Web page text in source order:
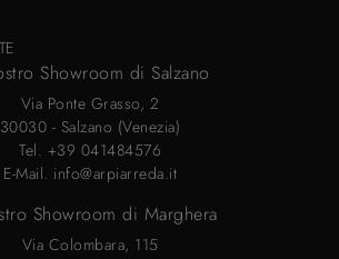
Showroom di Salzano
Via Ponte Grasso, 2
30030 - Salzano (Venezia)
Tel. +39 041484576
E-Mail. info@arpiarreda.it
Showroom di Marghera
Via Colombara, 115